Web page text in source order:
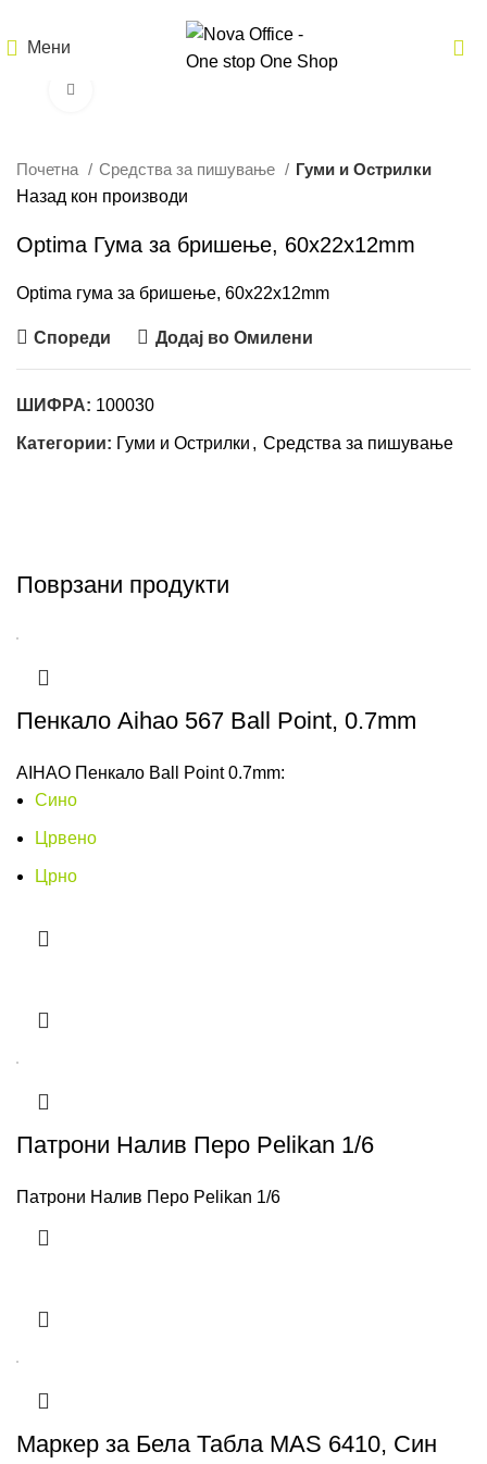
Мени
Почетна Средства за пишување
Гуми и Острилки
Назад кон производи
Optima Гума за бришење, 60x22x12mm
Optima гума за бришење, 60x22x12mm
Спореди Додај во Омилени
ШИФРА: 100030
Категории: Гуми и Острилки , Средства за пишување
Поврзани продукти
Пенкало Aihao 567 Ball Point, 0.7mm
AIHAO Пенкало Ball Point 0.7mm:
Сино
Црвено
Црно
Патрони Налив Перо Pelikan 1/6
Патрони Налив Перо Pelikan 1/6
Маркер за Бела Табла MAS 6410, Син